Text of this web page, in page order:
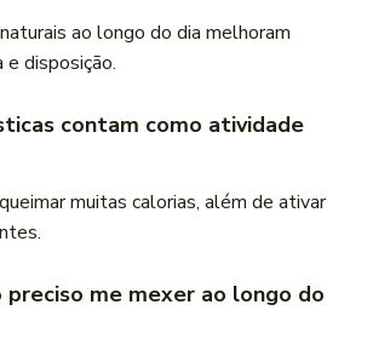
ao longo do dia melhoram
e disposição.
contam como atividade
muitas calorias, além de ativar
me mexer ao longo do